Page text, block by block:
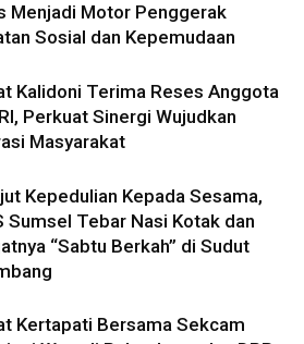
Menjadi Motor Penggerak
Sosial dan Kepemudaan
Kalidoni Terima Reses Anggota
Perkuat Sinergi Wujudkan
Masyarakat
Kepedulian Kepada Sesama,
Sumsel Tebar Nasi Kotak dan
“Sabtu Berkah” di Sudut
Kertapati Bersama Sekcam